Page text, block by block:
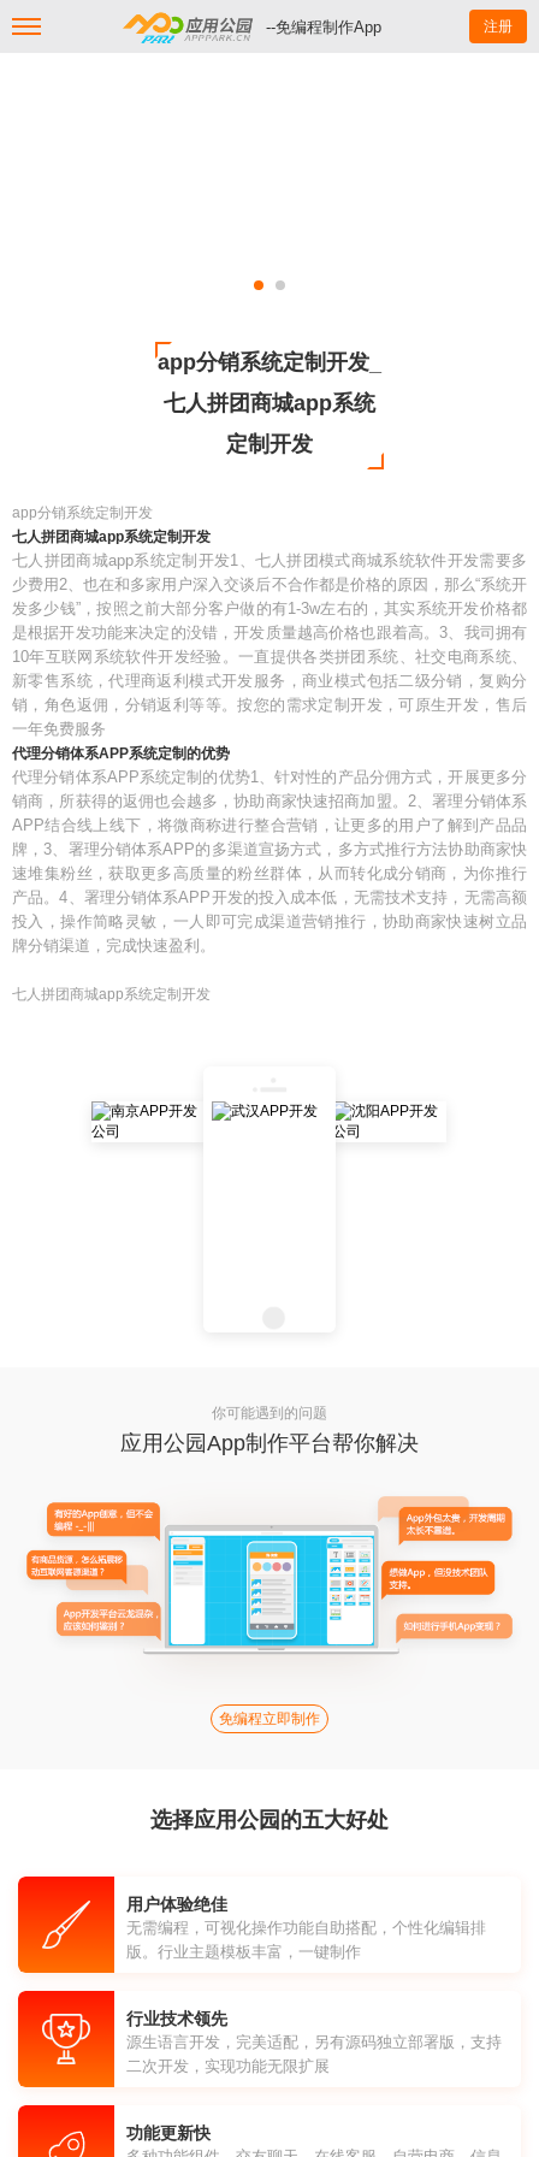
--免编程制作App 注册
app分销系统定制开发_
七人拼团商城app系统
定制开发
app分销系统定制开发
七人拼团商城app系统定制开发
七人拼团商城app系统定制开发1、七人拼团模式商城系统软件开发需要多
少费用2、也在和多家用户深入交谈后不合作都是价格的原因，那么“系统开
发多少钱”，按照之前大部分客户做的有1-3w左右的，其实系统开发价格都
是根据开发功能来决定的没错，开发质量越高价格也跟着高。3、我司拥有
10年互联网系统软件开发经验。一直提供各类拼团系统、社交电商系统、
新零售系统，代理商返利模式开发服务，商业模式包括二级分销，复购分
销，角色返佣，分销返利等等。按您的需求定制开发，可原生开发，售后
一年免费服务
代理分销体系APP系统定制的优势
代理分销体系APP系统定制的优势1、针对性的产品分佣方式，开展更多分
销商，所获得的返佣也会越多，协助商家快速招商加盟。2、署理分销体系
APP结合线上线下，将微商称进行整合营销，让更多的用户了解到产品品
牌，3、署理分销体系APP的多渠道宣扬方式，多方式推行方法协助商家快
速堆集粉丝，获取更多高质量的粉丝群体，从而转化成分销商，为你推行
产品。4、署理分销体系APP开发的投入成本低，无需技术支持，无需高额
投入，操作简略灵敏，一人即可完成渠道营销推行，协助商家快速树立品
牌分销渠道，完成快速盈利。
七人拼团商城app系统定制开发
你可能遇到的问题
应用公园App制作平台帮你解决
免编程立即制作
选择应用公园的五大好处
用户体验绝佳
无需编程，可视化操作功能自助搭配，个性化编辑排
版。行业主题模板丰富，一键制作
行业技术领先
源生语言开发，完美适配，另有源码独立部署版，支持
二次开发，实现功能无限扩展
功能更新快